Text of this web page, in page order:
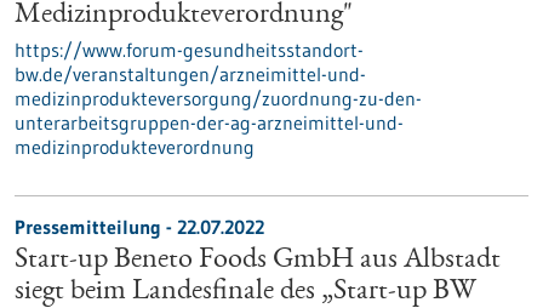
Medizinprodukteverordnung"
https://www.forum-gesundheitsstandort-
bw.de/veranstaltungen/arzneimittel-und-
medizinprodukteversorgung/zuordnung-zu-den-
unterarbeitsgruppen-der-ag-arzneimittel-und-
medizinprodukteverordnung
Pressemitteilung - 22.07.2022
Start-up Beneto Foods GmbH aus Albstadt
siegt beim Landesfinale des „Start-up BW